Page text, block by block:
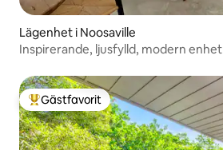
Lägenhet i Noosaville
Inspirerande, ljusfylld, modern enhet
Populär gästfavorit
Gästfavorit